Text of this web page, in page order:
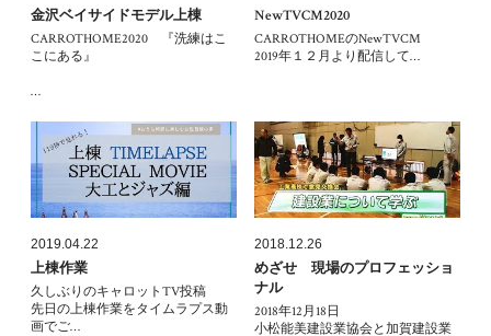
金沢ベイサイドモデル上棟
CARROTHOME2020 『洗練はこ
こにある』
…
NewTVCM2020
CARROTHOMEのNewTVCM
2019年１２月より配信して…
2019.04.22
上棟作業
久しぶりのキャロットTV投稿
先日の上棟作業をタイムラプス動
画でご…
2018.12.26
めざせ 現場のプロフェッショ
ナル
2018年12月18日
小松能美建設業協会と加賀建設業